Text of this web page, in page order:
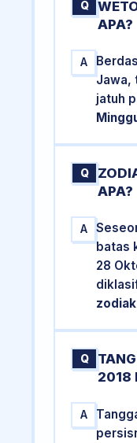
Q
APA?
A
Jawa,
jatuh
Q
APA?
A
batas
28
Q
2018
A